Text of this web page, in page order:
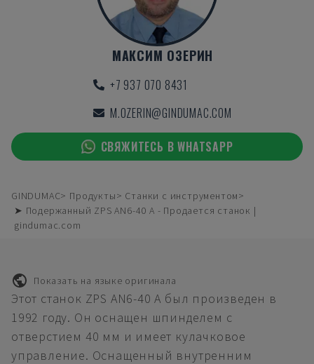
МАКСИМ ОЗЕРИН
+7 937 070 8431
M.OZERIN@GINDUMAC.COM
СВЯЖИТЕСЬ В WHATSAPP
GINDUMAC Продукты
Станки с инструментом
➤ Подержанный ZPS AN6-40 A - Продается станок |
gindumac.com
Показать на языке оригинала
Этот станок ZPS AN6-40 A был произведен в
1992 году. Он оснащен шпинделем с
отверстием 40 мм и имеет кулачковое
управление. Оснащенный внутренним